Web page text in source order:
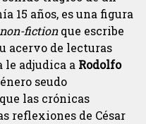
15 años, es una figura
non-fictionque escribe
acervo de lecturas
le adjudica a Rodolfo
seudo
las crónicas
reflexiones de César